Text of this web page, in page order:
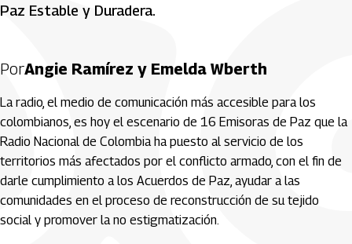
Paz Estable y Duradera.
PorAngie Ramírez y Emelda Wberth
La radio, el medio de comunicación más accesible para los
colombianos, es hoy el escenario de 16 Emisoras de Paz que la
Radio Nacional de Colombia ha puesto al servicio de los
territorios más afectados por el conflicto armado, con el fin de
darle cumplimiento a los Acuerdos de Paz, ayudar a las
comunidades en el proceso de reconstrucción de su tejido
social y promover la no estigmatización.